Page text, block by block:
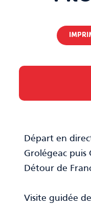
Départ en
Grolégeac puis
Détour de
Visite guidée